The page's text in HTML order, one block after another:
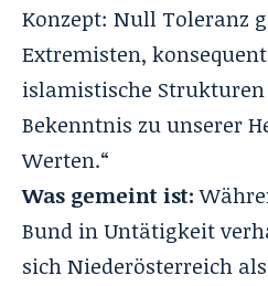
Konzept: Null Toleranz
Extremisten,
islamistische
Bekenntnis zu unserer
Werten.“
Was gemeint ist:
Bund in Untätigkeit
sich Niederösterreich